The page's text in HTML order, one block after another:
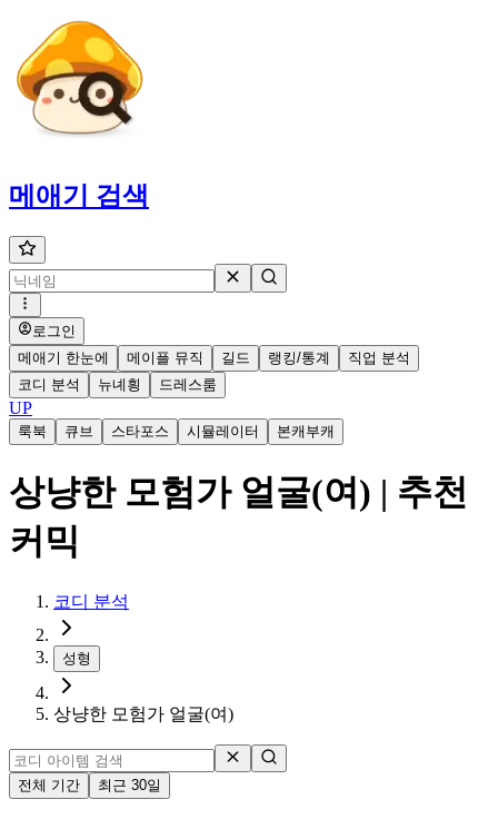
메애기 검색
로그인
메애기 한눈에
메이플 뮤직 길드 랭킹/통계
직업 분석
코디 분석
뉴녜힁 드레스룸
UP
룩북 큐브 스타포스 시뮬레이터 본캐부캐
상냥한 모험가 얼굴(여) | 추천
커믹
코디 분석
성형
상냥한 모험가 얼굴(여)
전체 기간 최근 30일